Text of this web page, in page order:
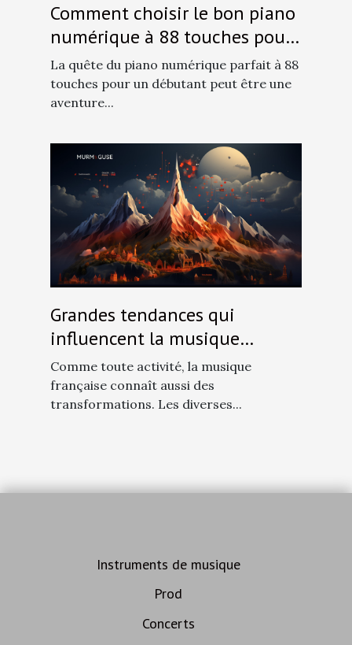
Comment choisir le bon piano
numérique à 88 touches pour
débutants
La quête du piano numérique parfait à 88
touches pour un débutant peut être une
aventure...
Grandes tendances qui
influencent la musique
française
Comme toute activité, la musique
française connaît aussi des
transformations. Les diverses...
Instruments de musique
Prod
Concerts